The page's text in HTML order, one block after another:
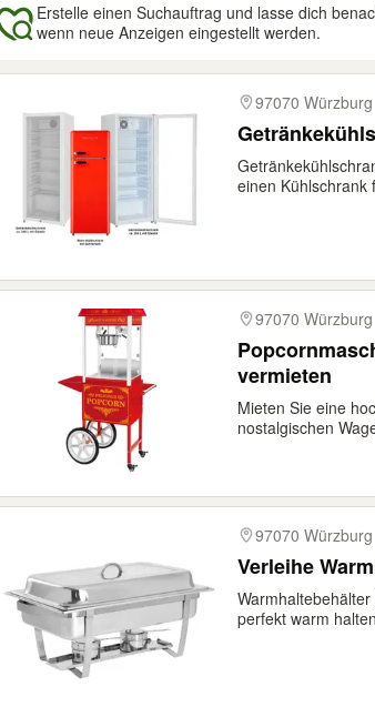
Erstelle einen Suchauftrag und lasse dich
wenn neue Anzeigen eingestellt werden.
97070 Würzburg
einen Kühlschrank
97070 Würzburg
vermieten
Mieten Sie eine
nostalgischen
97070 Würzburg
Verleihe
perfekt warm